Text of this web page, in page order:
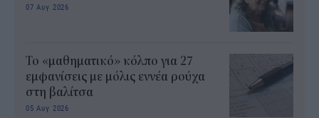
07 Αυγ 2026
Το «μαθηματικό» κόλπο για 27
εμφανίσεις με μόλις εννέα ρούχα
στη βαλίτσα
05 Αυγ 2026